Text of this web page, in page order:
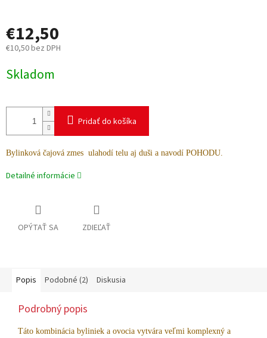
€12,50
€10,50 bez DPH
cena:
Skladom
Pridať do košíka
Bylinková čajová zmes ulahodí telu aj duši a navodí POHODU.
Detailné informácie
OPÝTAŤ SA ZDIEĽAŤ
Popis Podobné (2) Diskusia
Podrobný popis
Táto kombinácia byliniek a ovocia vytvára veľmi komplexný a